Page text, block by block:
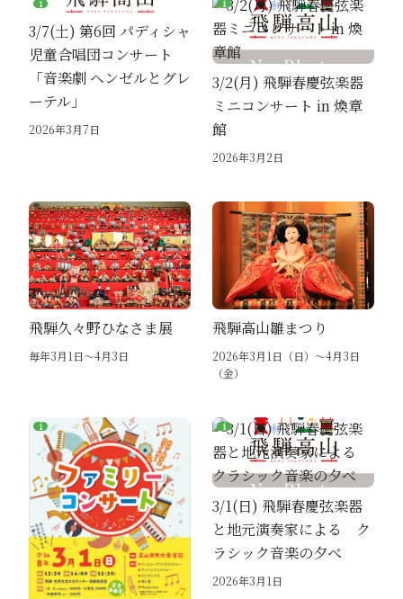
3/7(土) 第6回 パディシャ
児童合唱団コンサート
「音楽劇 ヘンゼルとグレ
ーテル」
2026年3月7日
3/2(月) 飛騨春慶弦楽器
ミニコンサート in 煥章
館
2026年3月2日
飛騨久々野ひなさま展
毎年3月1日～4月3日
飛騨高山雛まつり
2026年3月1日（日）～4月3日
（金）
3/1(日) 飛騨春慶弦楽器
と地元演奏家による ク
ラシック音楽の夕べ
2026年3月1日